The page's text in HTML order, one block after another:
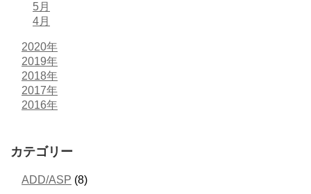
5月
4月
2020年
2019年
2018年
2017年
2016年
カテゴリー
ADD/ASP (8)